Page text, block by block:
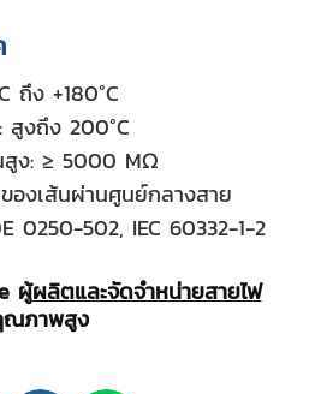
ถึง +180°C
งถึง 200°C
สูง: ≥ 5000 MΩ
องเส้นผ่านศูนย์กลางสาย
0250-502, IEC 60332-1-2
ผู้ผลิตและจัดจำหน่ายสายไฟ
ภาพสูง